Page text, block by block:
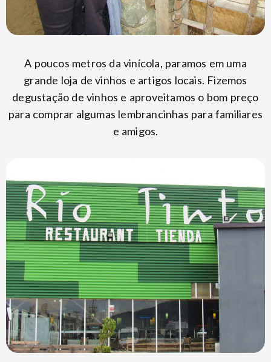
A poucos metros da vinícola, paramos em uma
grande loja de vinhos e artigos locais. Fizemos
degustação de vinhos e aproveitamos o bom preço
para comprar algumas lembrancinhas para familiares
e amigos.